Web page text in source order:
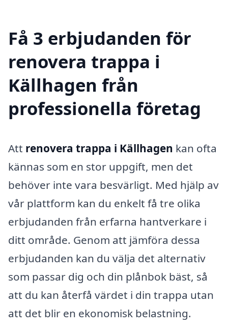
Få 3 erbjudanden för
renovera trappa i
Källhagen från
professionella företag
Att renovera trappa i Källhagen kan ofta
kännas som en stor uppgift, men det
behöver inte vara besvärligt. Med hjälp av
vår plattform kan du enkelt få tre olika
erbjudanden från erfarna hantverkare i
ditt område. Genom att jämföra dessa
erbjudanden kan du välja det alternativ
som passar dig och din plånbok bäst, så
att du kan återfå värdet i din trappa utan
att det blir en ekonomisk belastning.